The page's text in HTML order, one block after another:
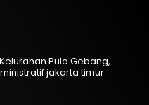
Pulo Gebang,
jakarta timur.